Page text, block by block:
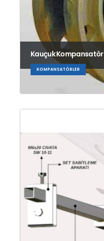
Kauçuk Kompansatör
KOMPANSATÖRLER